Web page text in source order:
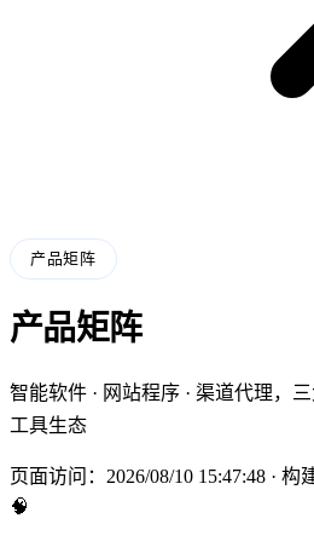
产品矩阵
产品矩阵
智能软件 · 网站程序 · 渠道代理，
工具生态
页面访问：2026/08/10 15:47:49 · 构
🧠